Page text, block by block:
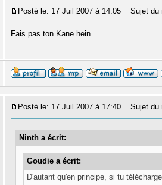
Posté le: 17 Juil 2007 à 14:05 Sujet du
Fais pas ton Kane hein.
Posté le: 17 Juil 2007 à 17:40 Sujet du
Ninth a écrit:
Goudie a écrit:
D'autant qu'en principe, si tu